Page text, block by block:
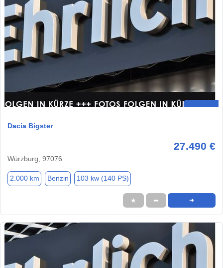
Dacia Bigster
27.490 €
Würzburg, 97076
2.000 km Benzin 103 kw (140 PS)
★ ➦ ➜